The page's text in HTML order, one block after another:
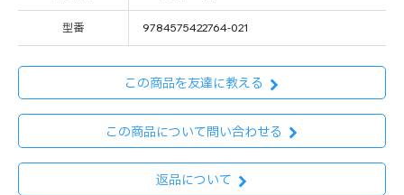
型番 9784575422764-021
この商品を友達に教える
この商品について問い合わせる
返品について